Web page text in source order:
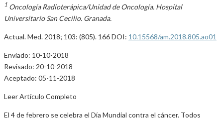
1 Oncología Radioterápica/Unidad de Oncología. Hospital
Universitario San Cecilio. Granada.
Actual. Med. 2018; 103: (805). 166 DOI: 10.15568/am.2018.805.ao01
Enviado: 10-10-2018
Revisado: 20-10-2018
Aceptado: 05-11-2018
Leer Artículo Completo
El 4 de febrero se celebra el Día Mundial contra el cáncer. Todos